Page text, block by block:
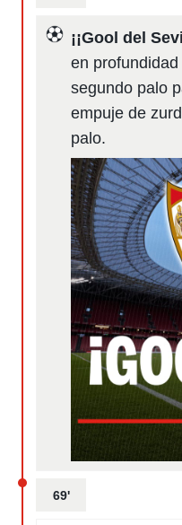
¡¡Gool del
en profundidad
segundo palo
empuje de
palo.
69'